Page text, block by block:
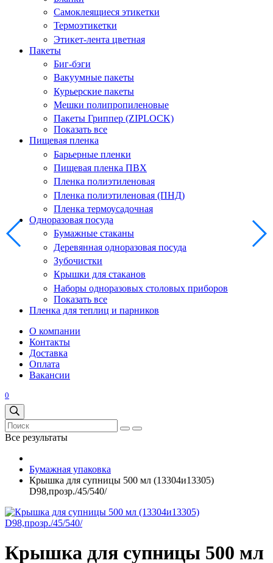
Самоклеящиеся этикетки
Термоэтикетки
Этикет-лента цветная
Пакеты
Биг-бэги
Вакуумные пакеты
Курьерские пакеты
Мешки полипропиленовые
Пакеты Гриппер (ZIPLOCK)
Показать все
Пищевая пленка
Барьерные пленки
Пищевая пленка ПВХ
Пленка полиэтиленовая
Пленка полиэтиленовая (ПНД)
Пленка термоусадочная
Одноразовая посуда
Бумажные стаканы
Деревянная одноразовая посуда
Зубочистки
Крышки для стаканов
Наборы одноразовых столовых приборов
Показать все
Пленка для теплиц и парников
О компании
Контакты
Доставка
Оплата
Вакансии
0
Все результаты
Бумажная упаковка
Крышка для супницы 500 мл (13304и13305)
D98,прозр./45/540/
Крышка для супницы 500 мл